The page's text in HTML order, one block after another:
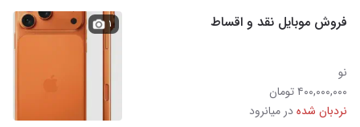
فروش موبایل نقد و اقساط
نو
۴۰۰,۰۰۰,۰۰۰ تومان
نردبان شدهدر میانرود
۱